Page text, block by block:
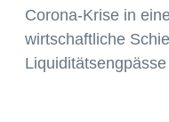
Corona-Krise in
wirtschaftliche